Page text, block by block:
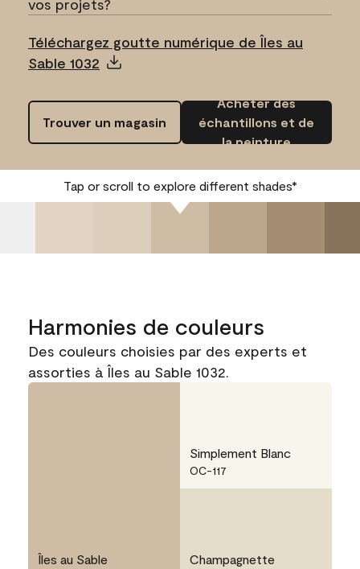
vos projets?
Téléchargez goutte numérique de Îles au
Sable 1032
Trouver un magasin
Acheter des
échantillons et de
la peinture
Tap or scroll to explore different shades*
Harmonies de couleurs
Des couleurs choisies par des experts et
assorties à Îles au Sable 1032.
Îles au Sable
Simplement Blanc
OC-117
Champagnette